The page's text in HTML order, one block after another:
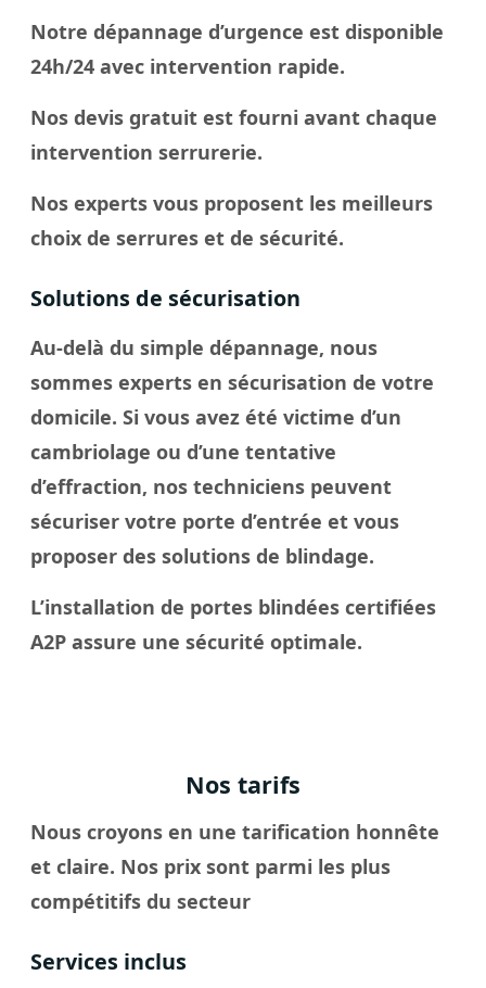
Notre dépannage d’urgence est disponible
24h/24 avec intervention rapide.
Nos devis gratuit est fourni avant chaque
intervention serrurerie.
Nos experts vous proposent les meilleurs
choix de serrures et de sécurité.
Solutions de sécurisation
Au-delà du simple dépannage, nous
sommes experts en sécurisation de votre
domicile. Si vous avez été victime d’un
cambriolage ou d’une tentative
d’effraction, nos techniciens peuvent
sécuriser votre porte d’entrée et vous
proposer des solutions de blindage.
L’installation de portes blindées certifiées
A2P assure une sécurité optimale.
Nos tarifs
Nous croyons en une tarification honnête
et claire. Nos prix sont parmi les plus
compétitifs du secteur
Services inclus